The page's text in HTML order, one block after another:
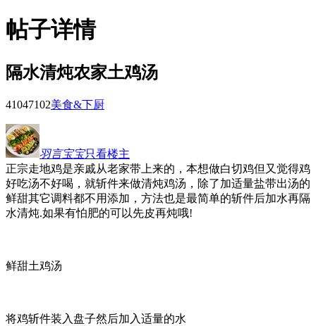
帖子详情
隔水清炖农家土鸡汤
41047102美食&下厨
羽言宝宝只看楼主
正宗走地鸡是亲戚从老家带上来的，本想做白切鸡但又觉得鸡
好吃汤不好喝，就斩件来做清炖鸡汤，除了加适量盐带出汤的
鲜甜其它调料都不用添加，方法也是最简单的斩件后加水再隔
水清炖.如果有怕肥的可以先皮再炖哦!
鲜甜土鸡汤
将鸡斩件装入盘子然后加入适量的水